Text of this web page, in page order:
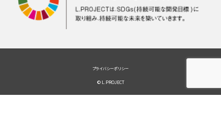
プライバシーポリシー
© L.PROJECT